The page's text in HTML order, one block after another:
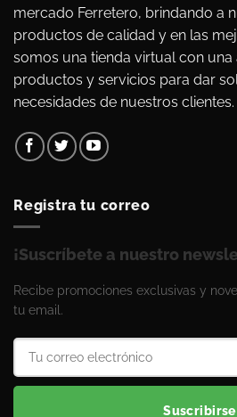
mercado Ferretero, brindando a
productos de calidad y en las
somos una tienda virtual con
productos y servicios para dar
necesidades de nuestros clientes.
Registra tu correo
¡Suscríbete a nuestro
Recibe promociones exclusivas y
tu email.
Suscribirse